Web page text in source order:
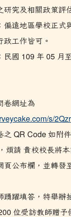
究及相關政策評
偏遠地區學校正式
工作皆可。
民國 109 年 05 月
卷網址為
s/
QR Code 如附
煩請 貴校校長將
頁公布欄，並轉發
踴躍填答，特舉辦
位受訪教師贈予